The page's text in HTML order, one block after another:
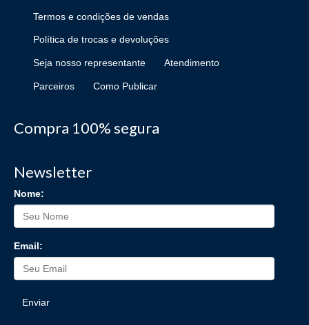
Termos e condições de vendas
Política de trocas e devoluções
Seja nosso representante Atendimento
Parceiros Como Publicar
Compra 100% segura
Newsletter
Nome:
Email:
Enviar